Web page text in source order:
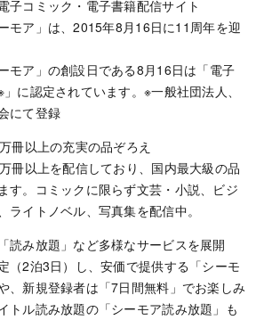
子コミック・電子書籍配信サイト
モア」は、2015年8月16日に11周年を迎
モア」の創設日である8月16日は「電子
に認定されています。※一般社団法人、
にて登録
冊以上の充実の品ぞろえ
冊以上を配信しており、国内最大級の品
す。コミックに限らず文芸・小説、ビジ
ライトノベル、写真集を配信中。
読み放題」など多様なサービスを展開
（2泊3日）し、安価で提供する「シーモ
、新規登録者は「7日間無料」でお楽しみ
トル読み放題の「シーモア読み放題」も